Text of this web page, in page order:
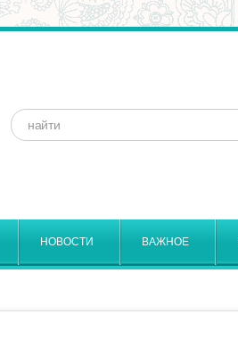
Форма
Поиск
НОВОСТИ ВАЖНОЕ